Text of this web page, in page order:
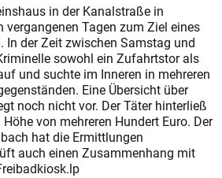
in der Kanalstraße in
vergangenen Tagen zum Ziel eines
In der Zeit zwischen Samstag und
sowohl ein Zufahrtstor als
und suchte im Inneren in mehreren
Eine Übersicht über
noch nicht vor. Der Täter hinterließ
von mehreren Hundert Euro. Der
hat die Ermittlungen
auch einen Zusammenhang mit